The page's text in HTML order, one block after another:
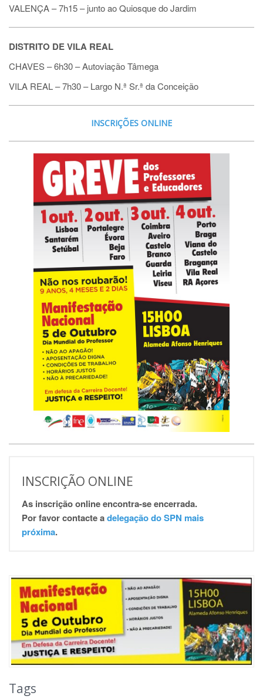
VALENÇA – 7h15–junto ao Quiosque do Jardim
DISTRITO DE VILA REAL
CHAVES – 6h30–Autoviação Tâmega
VILA REAL – 7h30–Largo N.ª Sr.ª da Conceição
INSCRIÇÕES ONLINE
INSCRIÇÃO ONLINE
As inscrição online encontra-se encerrada.
Por favor contacte adelegação do SPN mais
próxima.
Tags